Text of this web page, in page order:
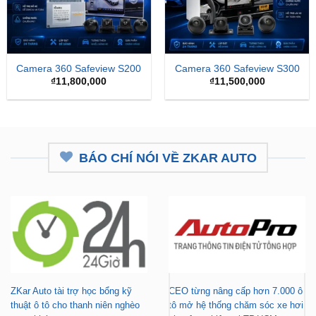
Camera 360 Safeview S200
₫11,800,000
Camera 360 Safeview S300
₫11,500,000
BÁO CHÍ NÓI VỀ ZKAR AUTO
ZKar Auto tài trợ học bổng kỹ
thuật ô tô cho thanh niên nghèo
CEO từng nâng cấp hơn 7.000 ô
tô mở hệ thống chăm sóc xe hơi